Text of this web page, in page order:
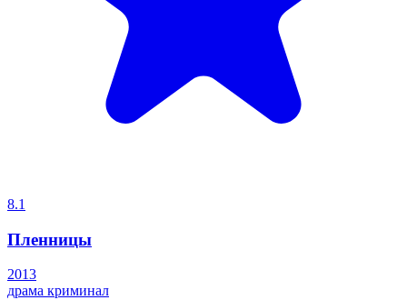
8.1
Пленницы
2013
драма криминал